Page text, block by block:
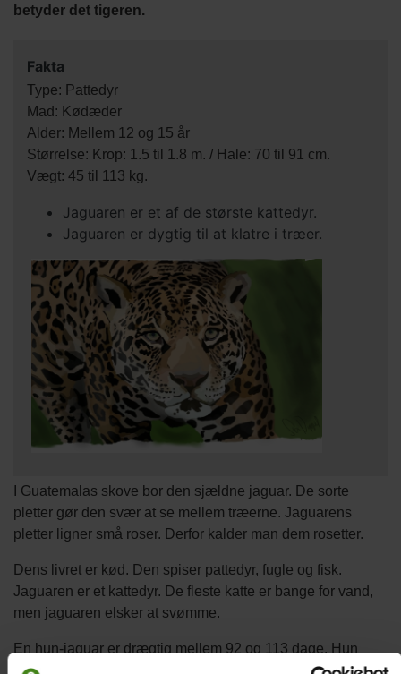
betyder det tigeren.
Fakta
Type: Pattedyr
Mad: Kødæder
Alder: Mellem 12 og 15 år
Størrelse: Krop: 1.5 til 1.8 m. / Hale: 70 til 91 cm.
Vægt: 45 til 113 kg.
Jaguaren er et af de største kattedyr.
Jaguaren er dygtig til at klatre i træer.
I Guatemalas skove bor den sjældne jaguar. De sorte
pletter gør den svær at se mellem træerne. Jaguarens
pletter ligner små roser. Derfor kalder man dem rosetter.
Dens livret er kød. Den spiser pattedyr, fugle og fisk.
Jaguaren er et kattedyr. De fleste katte er bange for vand,
men jaguaren elsker at svømme.
En hun-jaguar er drægtig mellem 92 og 113 dage. Hun
føder normalt to til tre unger. Alle unger er født blinde. De